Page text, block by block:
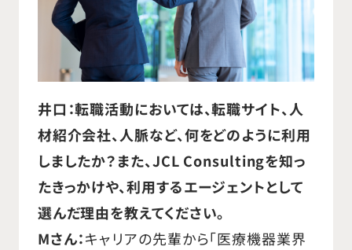
井口：転職活動においては、転職サイト、人
材紹介会社、人脈など、何をどのように利用
しましたか？また、JCL Consultingを知っ
たきっかけや、利用するエージェントとして
選んだ理由を教えてください。
Mさん：キャリアの先輩から「医療機器業界